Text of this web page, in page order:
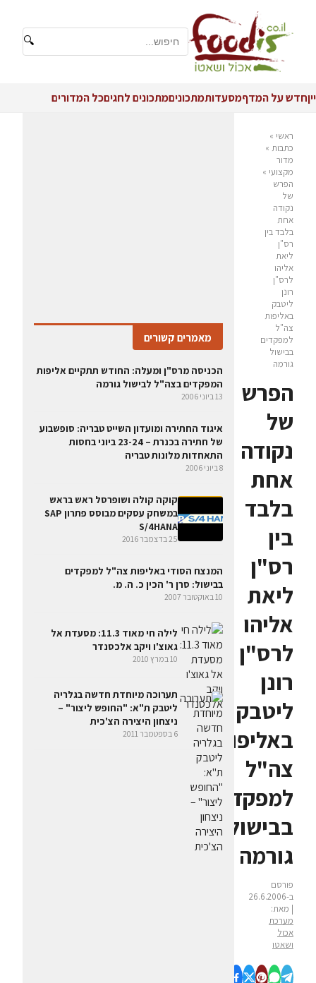
🔍
ייןחדש על המדףמסעדותמתכוניםמתכונים לחגיםכל המדורים
ראשי »
כתבות »
מדור
מקצועי »
הפרש
של
נקודה
אחת
בלבד בין
רס"ן
ליאת
אליהו
לרס"ן
רונן
ליטבק
באליפות
צה"ל
למפקדים
בבישול
גורמה
הפרש
של
נקודה
אחת
בלבד
בין
רס"ן
ליאת
אליהו
לרס"ן
רונן
ליטבק
באליפות
צה"ל
למפקדים
בבישול
גורמה
פורסם
ב-26.6.2006
| מאת:
מערכת
אכול
ושאטו
מאמרים קשורים
הכניסה מרס"ן ומעלה: החודש תתקיים אליפות
המפקדים בצה"ל לבישול גורמה
13 ביוני 2006
איגוד החתירה ומועדון השייט טבריה: סופשבוע
של חתירה בכנרת – 23-24 ביוני בחסות
התאחדות מלונות טבריה
8 ביוני 2006
קוקה קולה ושופרסל ראש בראש
במשחק עסקים מבוסס פתרון SAP
S/4HANA
25 בדצמבר 2016
המנצח הסודי באליפות צה"ל למפקדים
בבישול: סרן ר' הכין כ. ה. מ.
10 באוקטובר 2007
לילה חי מאוד 11.3: מסעדת אל
גאוצ'ו ויקב אלכסנדר
10 במרץ 2010
תערוכה מיוחדת חדשה בגלריה
ליטבק ת"א: "החופש ליצור" –
ניצחון היצירה הצ'כית
6 בספטמבר 2011